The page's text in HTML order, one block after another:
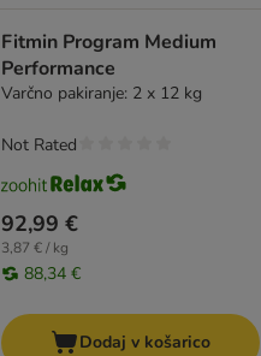
Fitmin Program Medium
Performance
Varčno pakiranje: 2 x 12 kg
92,99 €
3,87 € / kg
88,34 €
Not Rated
Dodaj v košarico